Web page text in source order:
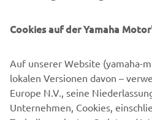
With no cutting or welding to
to work his signature style
range XSR700. The result is
masterpieces. The simple-to-
XSR700 in under an hour
Cookies auf der Yamaha
Auf unserer Website (yamaha-
lokalen Versionen davon –
Europe N.V., seine
Unternehmen, Cookies,